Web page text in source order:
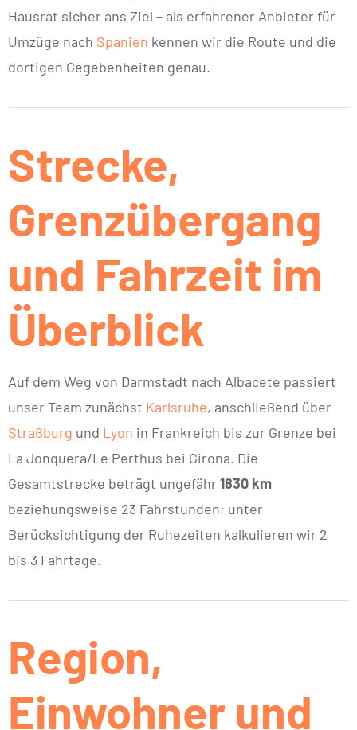
Hausrat sicher ans Ziel – als erfahrener Anbieter für
Umzüge nach Spanien kennen wir die Route und die
dortigen Gegebenheiten genau.
Strecke,
Grenzübergang
und Fahrzeit im
Überblick
Auf dem Weg von Darmstadt nach Albacete passiert
unser Team zunächst Karlsruhe, anschließend über
Straßburg und Lyon in Frankreich bis zur Grenze bei
La Jonquera/Le Perthus bei Girona. Die
Gesamtstrecke beträgt ungefähr 1830 km
beziehungsweise 23 Fahrstunden; unter
Berücksichtigung der Ruhezeiten kalkulieren wir 2
bis 3 Fahrtage.
Region,
Einwohner und